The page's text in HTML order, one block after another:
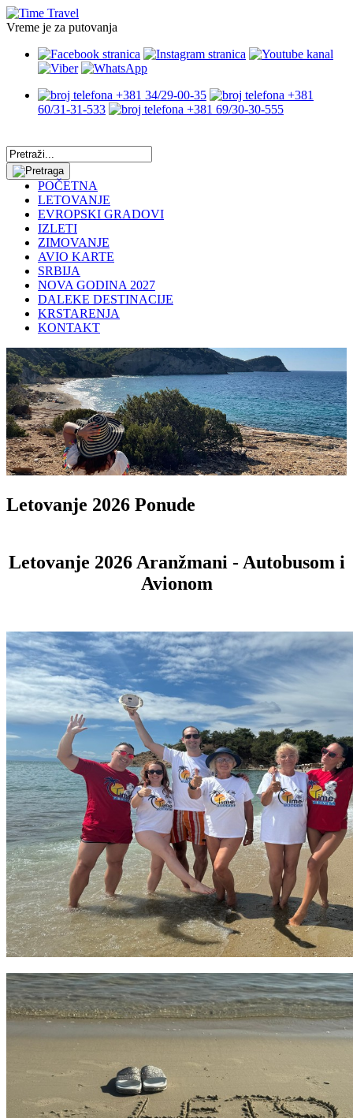
Vreme je za putovanja
+381 34/29-00-35
+381
60/31-31-533
+381 69/30-30-555
POČETNA
LETOVANJE
EVROPSKI GRADOVI
IZLETI
ZIMOVANJE
AVIO KARTE
SRBIJA
NOVA GODINA 2027
DALEKE DESTINACIJE
KRSTARENJA
KONTAKT
Letovanje 2026 Ponude
Letovanje 2026 Aranžmani - Autobusom i
Avionom